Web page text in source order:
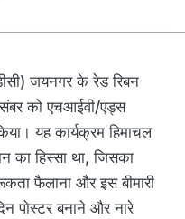
जयनगर के रेड रिबन
को एचआईवी/एड्स
यह कार्यक्रम हिमाचल
का हिस्सा था, जिसका
फैलाना और इस बीमारी
पोस्टर बनाने और नारे